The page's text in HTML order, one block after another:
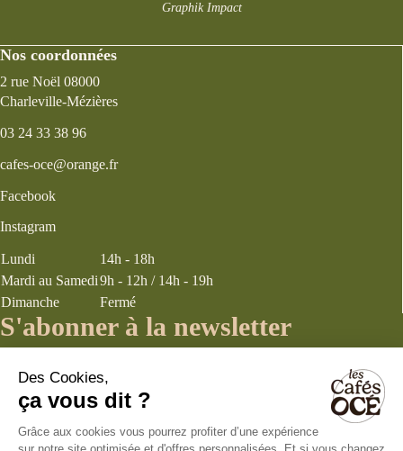
Graphik Impact
Nos coordonnées
2 rue Noël 08000
Charleville-Mézières
03 24 33 38 96
cafes-oce@orange.fr
Facebook
Instagram
Lundi
14h - 18h
Mardi au Samedi9h - 12h / 14h - 19h
Dimanche
Fermé
S'abonner à la newsletter
énoncés dans la page politique de
confidentialité concernant la collecte d’informations